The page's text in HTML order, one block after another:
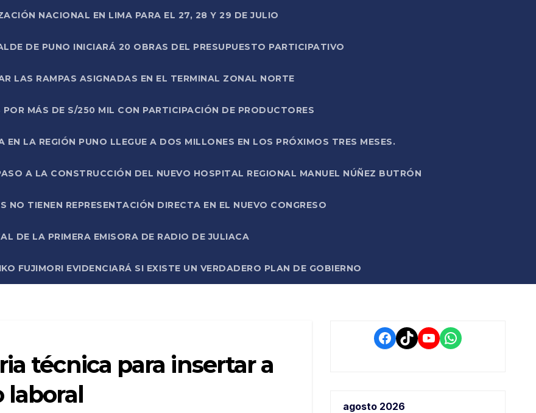
NACIONAL EN LIMA PARA EL 27, 28 Y 29 DE JULIO
DE PUNO INICIARÁ 20 OBRAS DEL PRESUPUESTO PARTICIPATIVO
LAS RAMPAS ASIGNADAS EN EL TERMINAL ZONAL NORTE
MÁS DE S/250 MIL CON PARTICIPACIÓN DE PRODUCTORES
LA REGIÓN PUNO LLEGUE A DOS MILLONES EN LOS PRÓXIMOS TRES MESES.
A LA CONSTRUCCIÓN DEL NUEVO HOSPITAL REGIONAL MANUEL NÚÑEZ BUTRÓN
NO TIENEN REPRESENTACIÓN DIRECTA EN EL NUEVO CONGRESO
DE LA PRIMERA EMISORA DE RADIO DE JULIACA
FUJIMORI EVIDENCIARÁ SI EXISTE UN VERDADERO PLAN DE GOBIERNO
técnica para insertar a
laboral
Facebook
TikTokYouTube
WhatsApp
agosto 2026